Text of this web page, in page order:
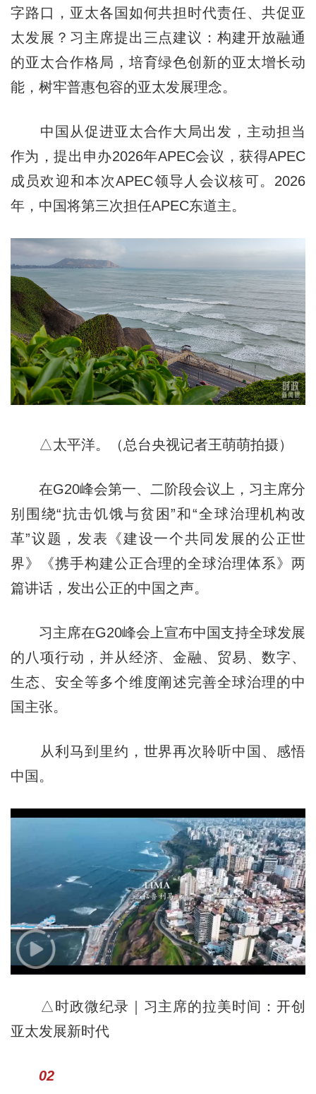
字路口，亚太各国如何共担时代责任、共促亚
太发展？习主席提出三点建议：构建开放融通
的亚太合作格局，培育绿色创新的亚太增长动
能，树牢普惠包容的亚太发展理念。
中国从促进亚太合作大局出发，主动担当
作为，提出申办2026年APEC会议，获得APEC
成员欢迎和本次APEC领导人会议核可。2026
年，中国将第三次担任APEC东道主。
△太平洋。（总台央视记者王萌萌拍摄）
在G20峰会第一、二阶段会议上，习主席分
别围绕“抗击饥饿与贫困”和“全球治理机构改
革”议题，发表《建设一个共同发展的公正世
界》《携手构建公正合理的全球治理体系》两
篇讲话，发出公正的中国之声。
习主席在G20峰会上宣布中国支持全球发展
的八项行动，并从经济、金融、贸易、数字、
生态、安全等多个维度阐述完善全球治理的中
国主张。
从利马到里约，世界再次聆听中国、感悟
中国。
△时政微纪录｜习主席的拉美时间：开创
亚太发展新时代
02